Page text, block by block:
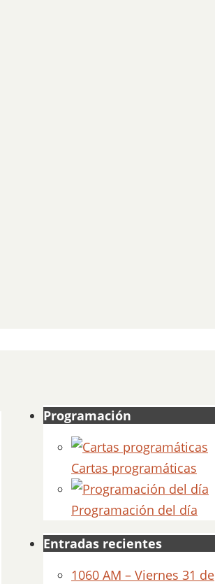
Programación
Cartas programáticas
Programación del día
Entradas recientes
1060 AM – Viernes 31 de